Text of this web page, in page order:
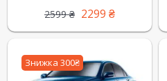
2599₴ 2299 ₴
Знижка 300₴